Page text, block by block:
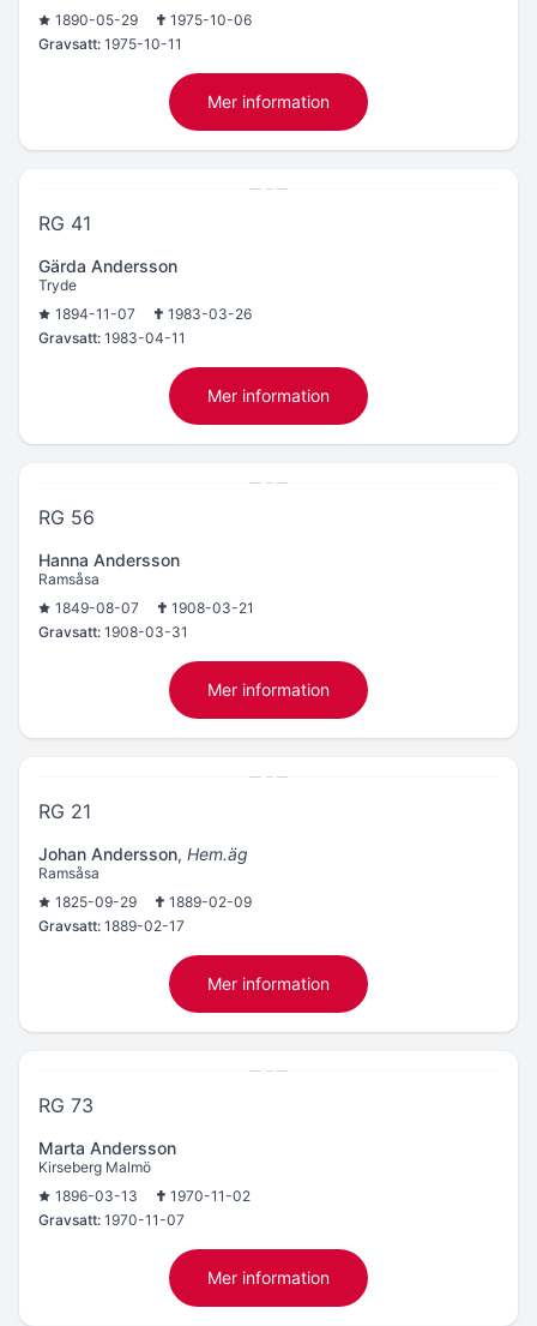
1890-05-29
1975-10-06
Gravsatt: 1975-10-11
Mer information
RG 41
Gärda Andersson
Tryde
1894-11-07
1983-03-26
Gravsatt: 1983-04-11
Mer information
RG 56
Hanna Andersson
Ramsåsa
1849-08-07
1908-03-21
Gravsatt: 1908-03-31
Mer information
RG 21
Johan Andersson, Hem.äg
Ramsåsa
1825-09-29
1889-02-09
Gravsatt: 1889-02-17
Mer information
RG 73
Marta Andersson
Kirseberg Malmö
1896-03-13
1970-11-02
Gravsatt: 1970-11-07
Mer information